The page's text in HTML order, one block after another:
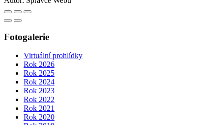
Fotogalerie
Virtuální prohlídky
Rok 2026
Rok 2025
Rok 2024
Rok 2023
Rok 2022
Rok 2021
Rok 2020